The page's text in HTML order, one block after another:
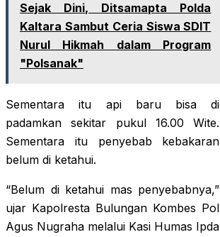
Sejak Dini, Ditsamapta Polda
Kaltara Sambut Ceria Siswa SDIT
Nurul Hikmah dalam Program
"Polsanak"
Sementara itu api baru bisa di
padamkan sekitar pukul 16.00 Wite.
Sementara itu penyebab kebakaran
belum di ketahui.
“Belum di ketahui mas penyebabnya,”
ujar Kapolresta Bulungan Kombes Pol
Agus Nugraha melalui Kasi Humas Ipda